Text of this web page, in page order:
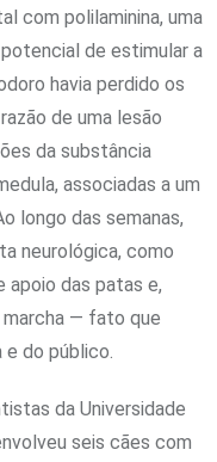
com polilaminina, uma
de estimular a
havia perdido os
de uma lesão
da substância
associadas a um
longo das semanas,
neurológica, como
das patas e,
— fato que
do público.
da Universidade
seis cães com